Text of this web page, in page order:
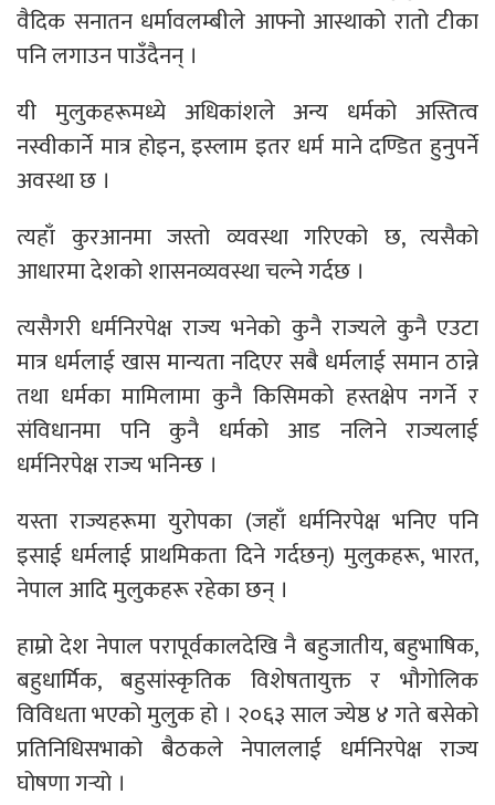
वैदिक सनातन धर्मावलम्बीले आफ्नो आस्थाको रातो टीका
पनि लगाउन पाउँदैनन् ।
यी मुलुकहरूमध्ये अधिकांशले अन्य धर्मको अस्तित्व
नस्वीकार्ने मात्र होइन, इस्लाम इतर धर्म माने दण्डित हुनुपर्ने
अवस्था छ ।
त्यहाँ कुरआनमा जस्तो व्यवस्था गरिएको छ, त्यसैको
आधारमा देशको शासनव्यवस्था चल्ने गर्दछ ।
त्यसैगरी धर्मनिरपेक्ष राज्य भनेको कुनै राज्यले कुनै एउटा
मात्र धर्मलाई खास मान्यता नदिएर सबै धर्मलाई समान ठान्ने
तथा धर्मका मामिलामा कुनै किसिमको हस्तक्षेप नगर्ने र
संविधानमा पनि कुनै धर्मको आड नलिने राज्यलाई
धर्मनिरपेक्ष राज्य भनिन्छ ।
यस्ता राज्यहरूमा युरोपका (जहाँ धर्मनिरपेक्ष भनिए पनि
इसाई धर्मलाई प्राथमिकता दिने गर्दछन्) मुलुकहरू, भारत,
नेपाल आदि मुलुकहरू रहेका छन् ।
हाम्रो देश नेपाल परापूर्वकालदेखि नै बहुजातीय, बहुभाषिक,
बहुधार्मिक, बहुसांस्कृतिक विशेषतायुक्त र भौगोलिक
विविधता भएको मुलुक हो । २०६३ साल ज्येष्ठ ४ गते बसेको
प्रतिनिधिसभाको बैठकले नेपाललाई धर्मनिरपेक्ष राज्य
घोषणा गर्‍यो ।